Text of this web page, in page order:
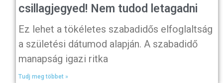
csillagjegyed! Nem tudod letagadni
Ez lehet a tökéletes szabadidős elfoglaltság
a születési dátumod alapján. A szabadidő
manapság igazi ritka
Tudj meg többet »